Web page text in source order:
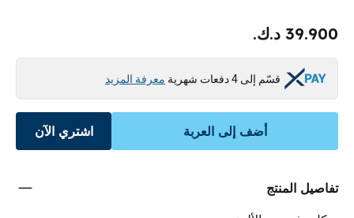
39.900 د.ك.
قسّم إلى 4 دفعات شهرية معرفة المزيد
أضف إلى العربة اشتري الآن
تفاصيل المنتج